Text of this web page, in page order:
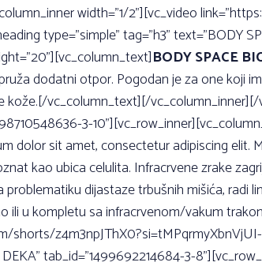
width=”1/2”][vc_video
type=”simple” tag=”h3” text=”BODY
BODY SPACE
dodatni otpor. Pogodan je za one koji
kože.[/vc_column_text][/
3-
dolor sit amet, consectetur adipiscing
kao ubica celulita. Infracrvene zrake
dijastaze trbušnih mišića, radi
ili u kompletu sa infracrvenom/vakum
tab_id=”1499692214684-3-